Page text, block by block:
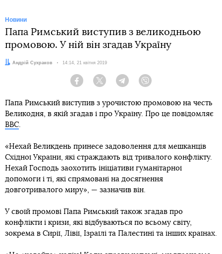
Новини
Папа Римський виступив з великодньою
промовою. У ній він згадав Україну
Автор:
Андрій Сухраков Дата:
14:14, 21 квітня 2019
Facebook Twitter Telegram
Папа Римський виступив з урочистою промовою на честь
Великодня, в якій згадав і про Україну. Про це повідомляє
BBC.
«Нехай Великдень принесе задоволення для мешканців
Східної України, які страждають від тривалого конфлікту.
Нехай Господь заохотить ініціативи гуманітарної
допомоги і ті, які спрямовані на досягнення
довготривалого миру», — зазначив він.
У своїй промові Папа Римський також згадав про
конфлікти і кризи, які відбуваються по всьому світу,
зокрема в Сирії, Лівії, Ізраїлі та Палестині та інших країнах.